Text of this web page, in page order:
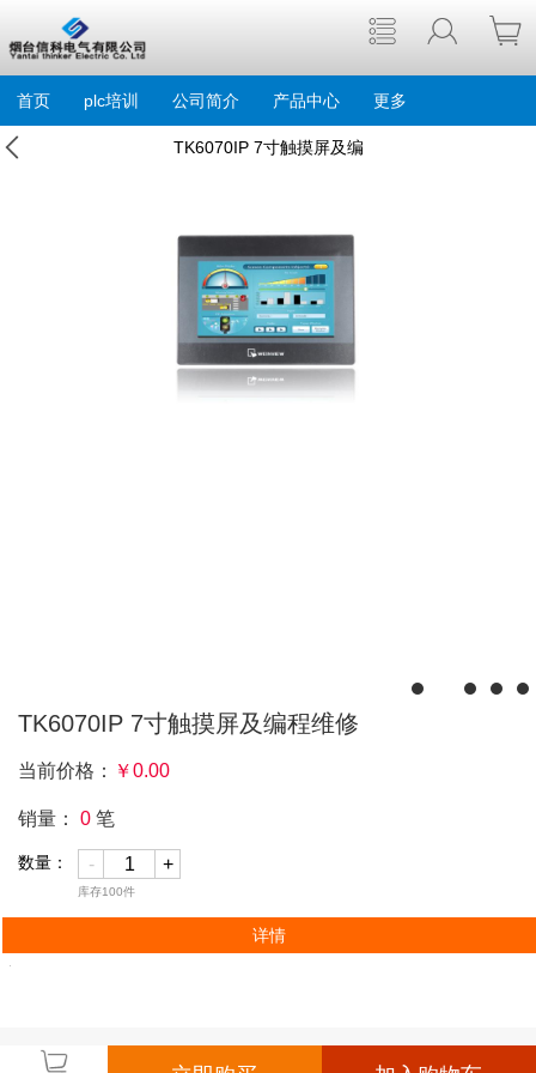
首页 plc培训 公司简介 产品中心 更多
TK6070IP 7寸触摸屏及编
TK6070IP 7寸触摸屏及编程维修
当前价格： ￥0.00
销量： 0 笔
数量： - +
库存100件
详情